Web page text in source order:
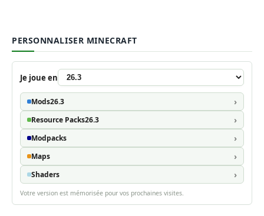
PERSONNALISER MINECRAFT
Je joue en
Mods26.3
Resource Packs26.3
Modpacks
Maps
Shaders
Votre version est mémorisée pour vos prochaines visites.